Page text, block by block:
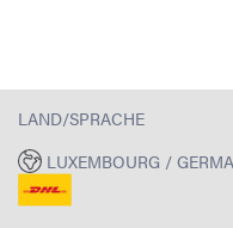
LAND/SPRACHE
LUXEMBOURG /